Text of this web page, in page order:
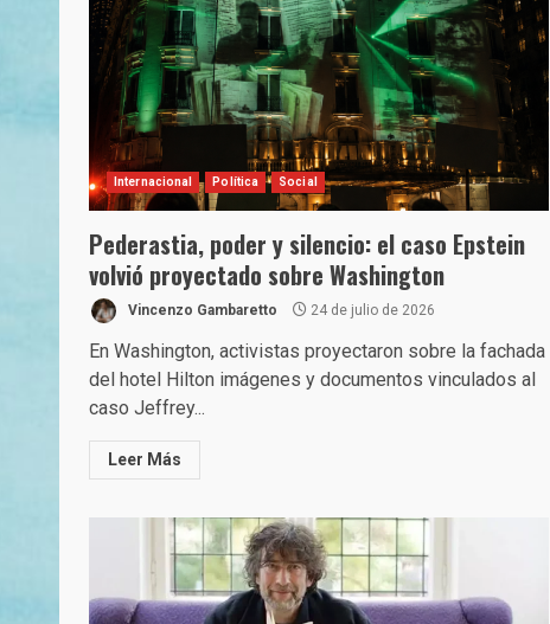
Internacional Política Social
Pederastia, poder y silencio: el caso Epstein
volvió proyectado sobre Washington
Vincenzo Gambaretto 24 de julio de 2026
En Washington, activistas proyectaron sobre la fachada
del hotel Hilton imágenes y documentos vinculados al
caso Jeffrey...
Leer Más